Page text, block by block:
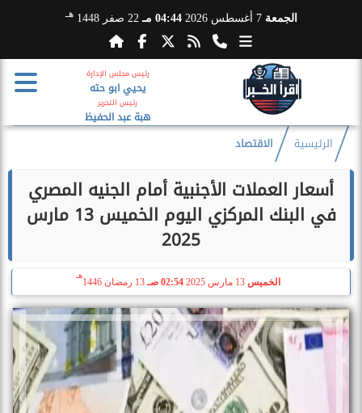
الجمعة 7 أغسطس 2026 04:44 مـ 22 صفر 1448 هـ
رئيس مجلس الإدارة
يحيي ابو حته
رئيس التحرير
هبة عبد الحفيظ
الرئيسية الاقتصاد
أسعار العملات الأجنبية أمام الجنيه المصري
في البنك المركزي اليوم الخميس 13 مارس
2025
الخميس 13 مارس 2025 02:54 صـ 13 رمضان 1446
هـ